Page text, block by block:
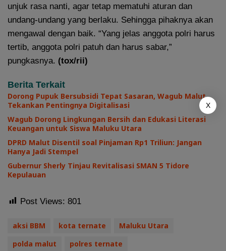
unjuk rasa nanti, agar tetap mematuhi aturan dan
undang-undang yang berlaku. Sehingga pihaknya akan
mengawal dengan baik. “Yang jelas anggota polri harus
tertib, anggota polri patuh dan harus sabar,”
pungkasnya. (tox/rii)
Berita Terkait
Dorong Pupuk Bersubsidi Tepat Sasaran, Wagub Malut
Tekankan Pentingnya Digitalisasi
Wagub Dorong Lingkungan Bersih dan Edukasi Literasi
Keuangan untuk Siswa Maluku Utara
DPRD Malut Disentil soal Pinjaman Rp1 Triliun: Jangan
Hanya Jadi Stempel
Gubernur Sherly Tinjau Revitalisasi SMAN 5 Tidore
Kepulauan
Post Views: 801
aksi BBM kota ternate
Maluku Utara
polda malut
polres ternate
X